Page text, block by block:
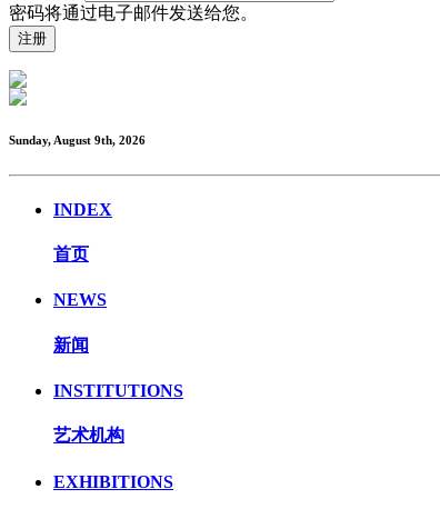
密码将通过电子邮件发送给您。
Sunday, August 9th, 2026
INDEX
首页
NEWS
新闻
INSTITUTIONS
艺术机构
EXHIBITIONS